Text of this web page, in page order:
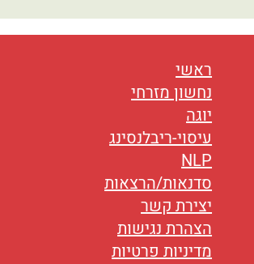
אורח חיים
בריאות
טיפולים
עיסוי
ראשי
נחשון מזרחי
יוגה
עיסוי-ריבלנסינג
NLP
סדנאות/הרצאות
יצירת קשר
הצהרת נגישות
מדיניות פרטיות